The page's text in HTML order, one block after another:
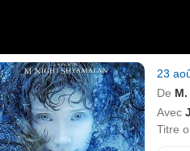
23
De
Avec
Titre